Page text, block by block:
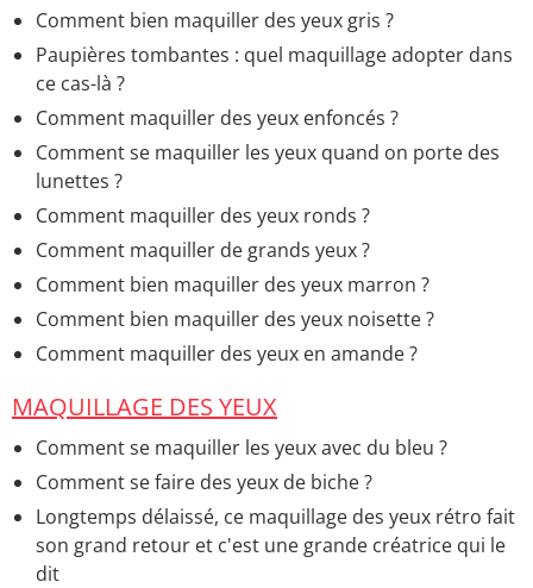
Comment bien maquiller des yeux gris ?
Paupières tombantes : quel maquillage adopter dans
ce cas-là ?
Comment maquiller des yeux enfoncés ?
Comment se maquiller les yeux quand on porte des
lunettes ?
Comment maquiller des yeux ronds ?
Comment maquiller de grands yeux ?
Comment bien maquiller des yeux marron ?
Comment bien maquiller des yeux noisette ?
Comment maquiller des yeux en amande ?
MAQUILLAGE DES YEUX
Comment se maquiller les yeux avec du bleu ?
Comment se faire des yeux de biche ?
Longtemps délaissé, ce maquillage des yeux rétro fait
son grand retour et c'est une grande créatrice qui le
dit